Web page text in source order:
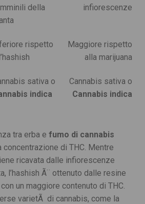
della
infiorescenze
rispetto
Maggiore rispetto
alla marijuana
sativa o
indica
Cannabis sativa o
Cannabis indica
tra erba e fumo di cannabis
concentrazione di THC. Mentre
ricavata dalle infiorescenze
l’hashish Ã¨ ottenuto dalle resine
un maggiore contenuto di THC.
varietÃ di cannabis, come la